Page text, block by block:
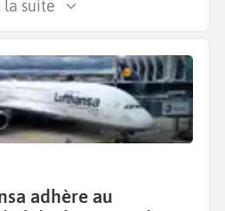
la suite
adhère au